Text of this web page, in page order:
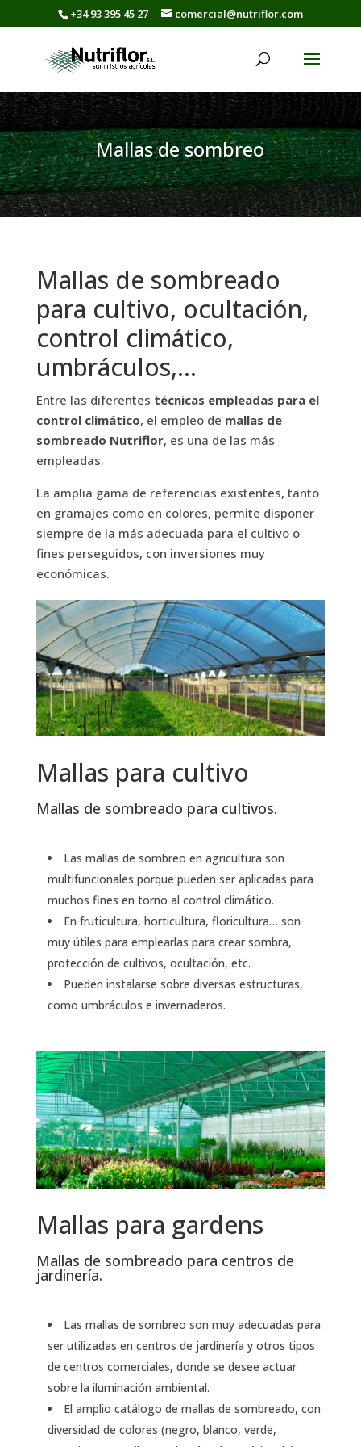
+34 93 395 45 27 comercial@nutriflor.com
Mallas de sombreo
Mallas de sombreado
para cultivo, ocultación,
control climático,
umbráculos,…
Entre las diferentes técnicas empleadas para el
control climático, el empleo de mallas de
sombreado Nutriflor, es una de las más
empleadas.
La amplia gama de referencias existentes, tanto
en gramajes como en colores, permite disponer
siempre de la más adecuada para el cultivo o
fines perseguidos, con inversiones muy
económicas.
Mallas para cultivo
Mallas de sombreado para cultivos.
Las mallas de sombreo en agricultura son
multifuncionales porque pueden ser aplicadas para
muchos fines en torno al control climático.
En fruticultura, horticultura, floricultura… son
muy útiles para emplearlas para crear sombra,
protección de cultivos, ocultación, etc.
Pueden instalarse sobre diversas estructuras,
como umbráculos e invernaderos.
Mallas para gardens
Mallas de sombreado para centros de
jardinería.
Las mallas de sombreo son muy adecuadas para
ser utilizadas en centros de jardinería y otros tipos
de centros comerciales, donde se desee actuar
sobre la iluminación ambiental.
El amplio catálogo de mallas de sombreado, con
diversidad de colores (negro, blanco, verde,